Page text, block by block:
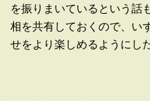
を振りまいているという話
相を共有しておくので、い
せをより楽しめるようにし